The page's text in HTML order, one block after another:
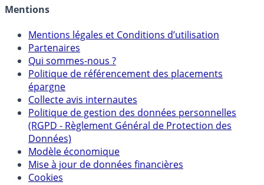
Mentions
Mentions légales et Conditions d’utilisation
Partenaires
Qui sommes-nous ?
Politique de référencement des placements
épargne
Collecte avis internautes
Politique de gestion des données personnelles
(RGPD - Règlement Général de Protection des
Données)
Modèle économique
Mise à jour de données financières
Cookies